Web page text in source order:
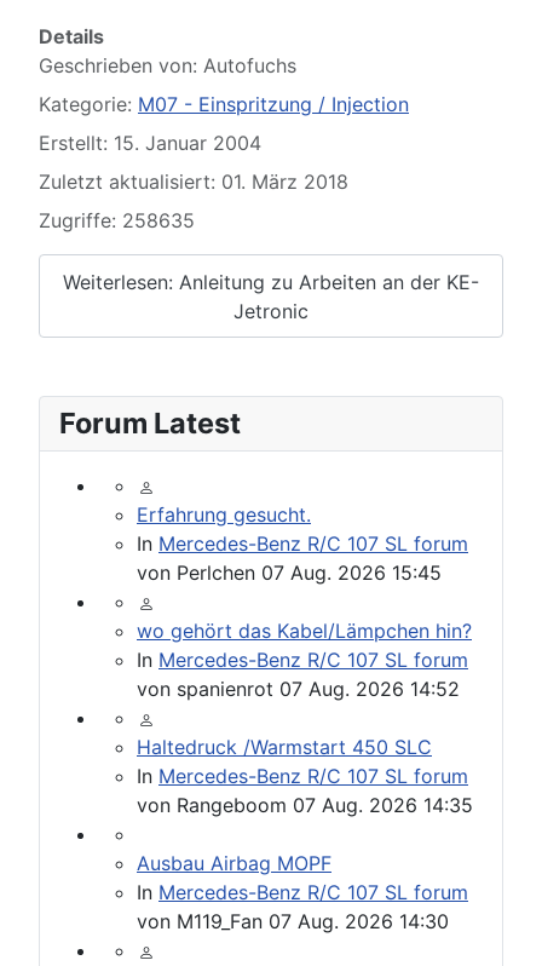
Details
Geschrieben von: Autofuchs
Kategorie: M07 - Einspritzung / Injection
Erstellt: 15. Januar 2004
Zuletzt aktualisiert: 01. März 2018
Zugriffe: 258635
Weiterlesen: Anleitung zu Arbeiten an der KE-
Jetronic
Forum Latest
Erfahrung gesucht.
In Mercedes-Benz R/C 107 SL forum
von Perlchen 07 Aug. 2026 15:45
wo gehört das Kabel/Lämpchen hin?
In Mercedes-Benz R/C 107 SL forum
von spanienrot 07 Aug. 2026 14:52
Haltedruck /Warmstart 450 SLC
In Mercedes-Benz R/C 107 SL forum
von Rangeboom 07 Aug. 2026 14:35
Ausbau Airbag MOPF
In Mercedes-Benz R/C 107 SL forum
von M119_Fan 07 Aug. 2026 14:30